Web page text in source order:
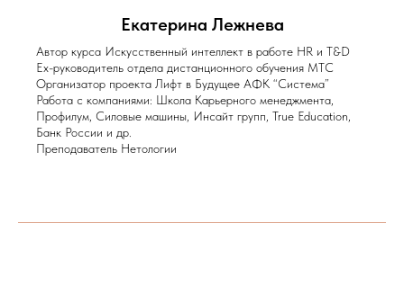
Екатерина Лежнева
Автор курса Искусственный интеллект в работе HR и T&D
Ex-руководитель отдела дистанционного обучения МТС
Организатор проекта Лифт в Будущее АФК “Система”
Работа с компаниями: Школа Карьерного менеджмента,
Профилум, Силовые машины, Инсайт групп, True Education,
Банк России и др.
Преподаватель Нетологии